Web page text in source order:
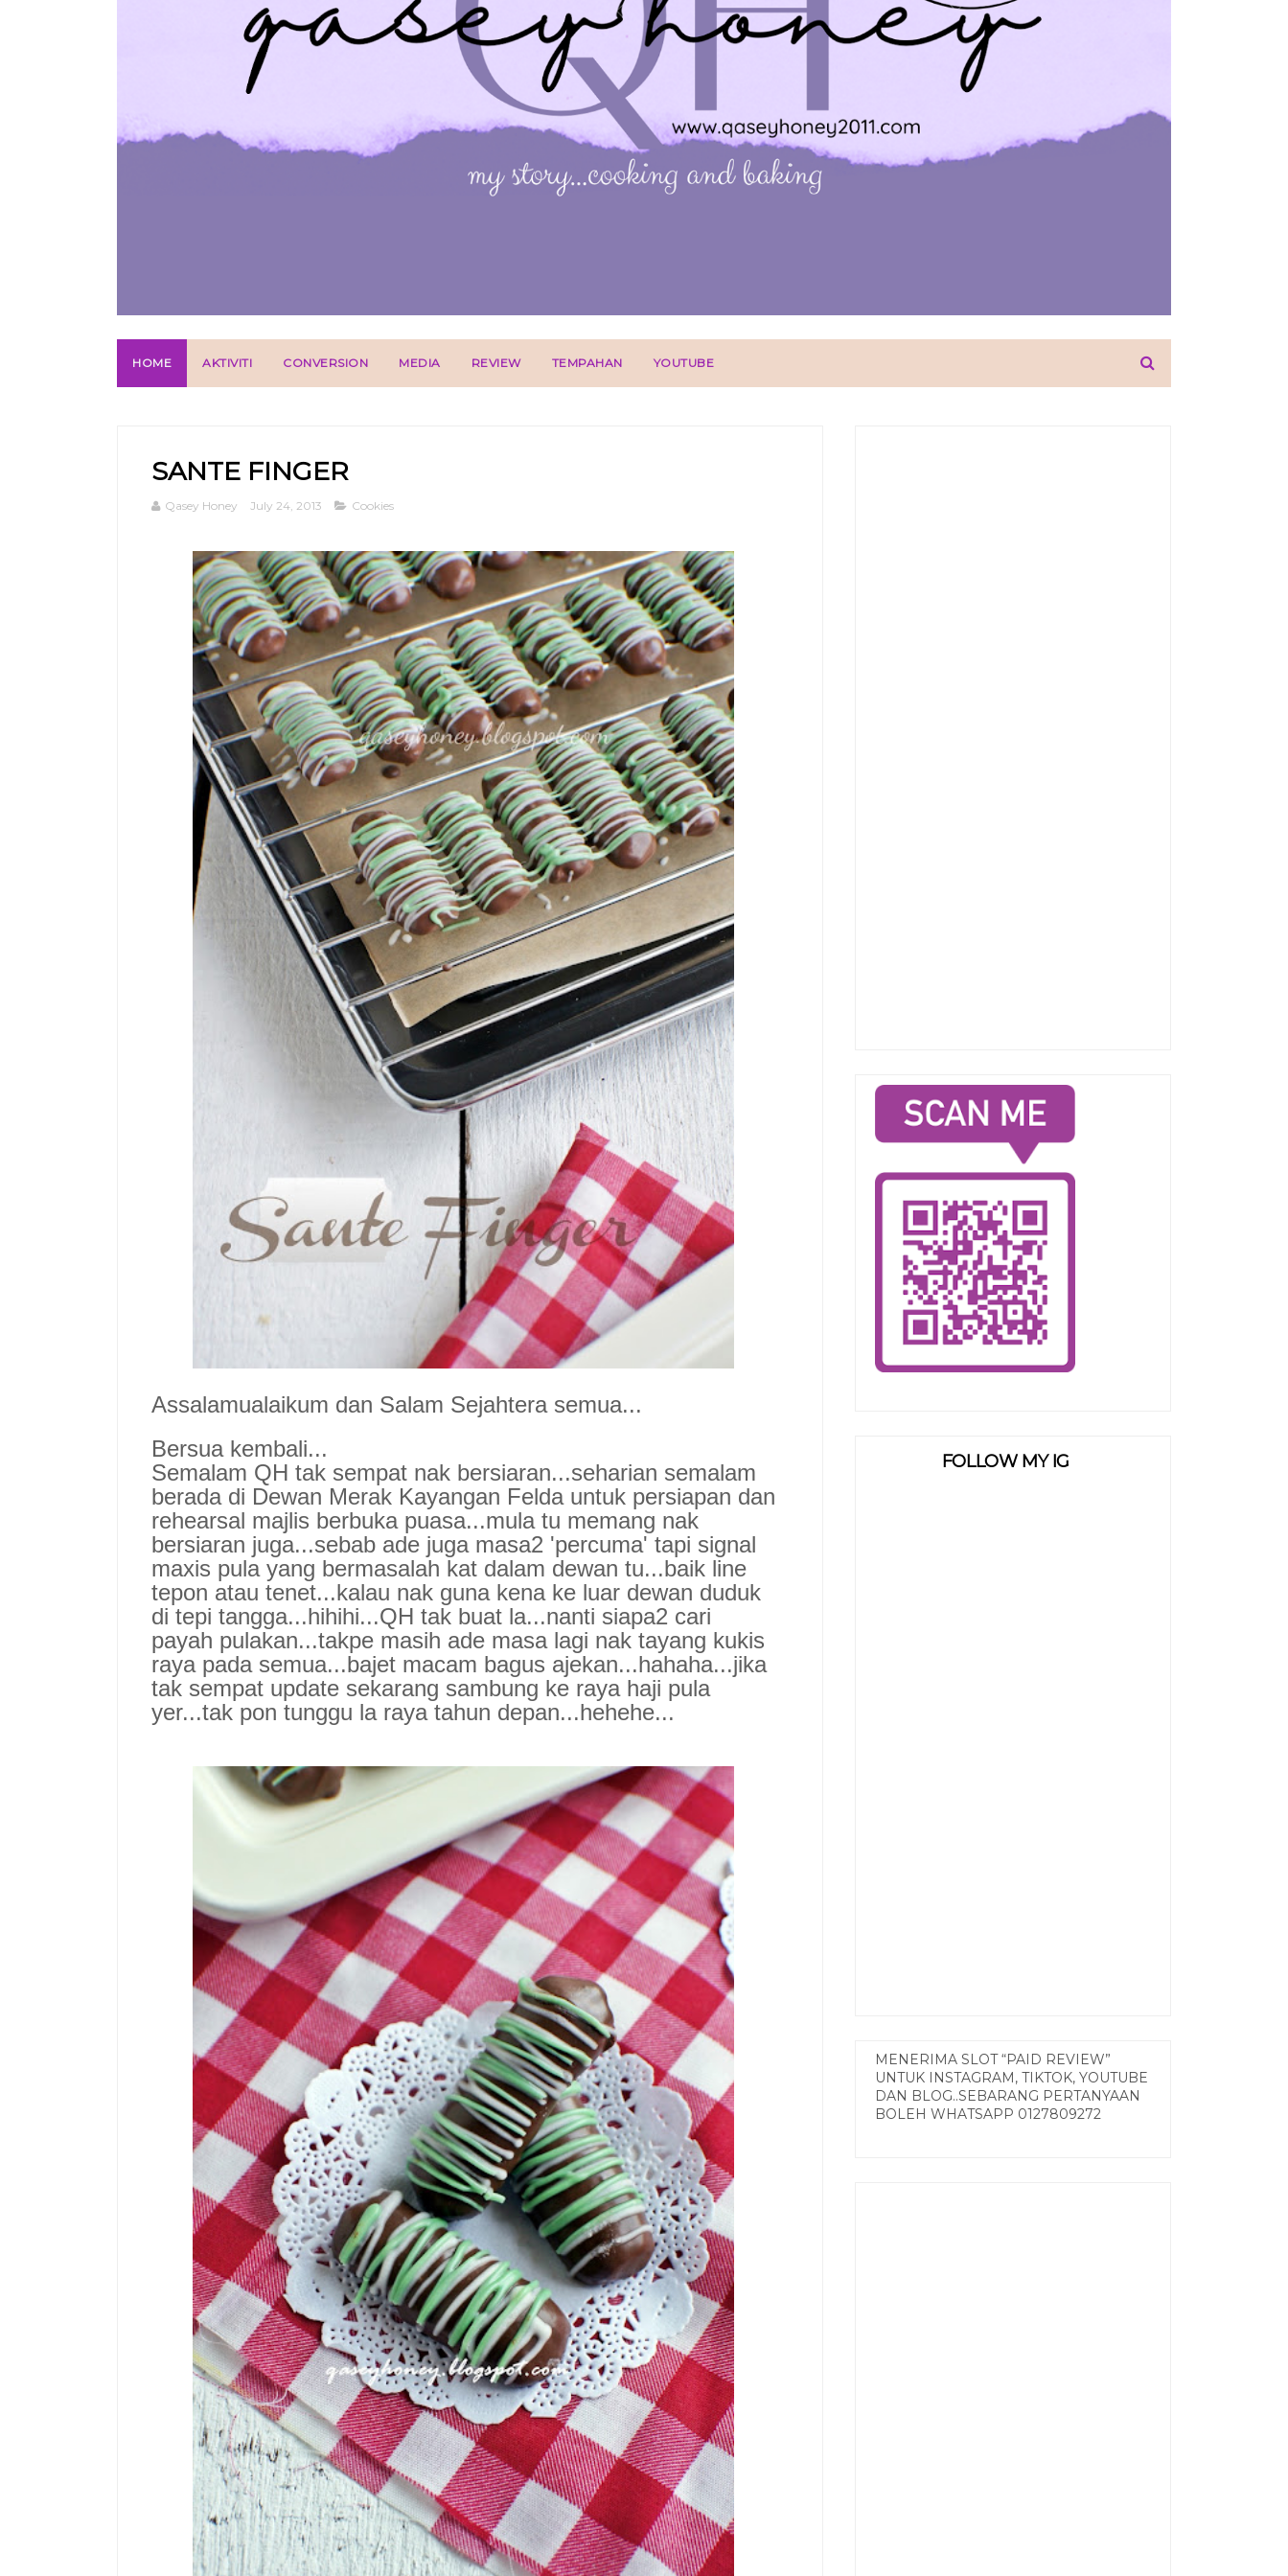
HOME AKTIVITI CONVERSION MEDIA REVIEW TEMPAHAN YOUTUBE
SANTE FINGER
Qasey Honey July 24, 2013 Cookies
Assalamualaikum dan Salam Sejahtera semua...
Bersua kembali...
Semalam QH tak sempat nak bersiaran...seharian semalam
berada di Dewan Merak Kayangan Felda untuk persiapan dan
rehearsal majlis berbuka puasa...mula tu memang nak
bersiaran juga...sebab ade juga masa2 'percuma' tapi signal
maxis pula yang bermasalah kat dalam dewan tu...baik line
tepon atau tenet...kalau nak guna kena ke luar dewan duduk
di tepi tangga...hihihi...QH tak buat la...nanti siapa2 cari
payah pulakan...takpe masih ade masa lagi nak tayang kukis
raya pada semua...bajet macam bagus ajekan...hahaha...jika
tak sempat update sekarang sambung ke raya haji pula
yer...tak pon tunggu la raya tahun depan...hehehe...
FOLLOW MY IG
MENERIMA SLOT “PAID REVIEW”
UNTUK INSTAGRAM, TIKTOK, YOUTUBE
DAN BLOG..SEBARANG PERTANYAAN
BOLEH WHATSAPP 0127809272